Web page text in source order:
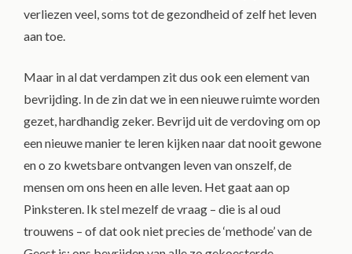
verliezen veel, soms tot de gezondheid of zelf het leven
aan toe.
Maar in al dat verdampen zit dus ook een element van
bevrijding. In de zin dat we in een nieuwe ruimte worden
gezet, hardhandig zeker. Bevrijd uit de verdoving om op
een nieuwe manier te leren kijken naar dat nooit gewone
en o zo kwetsbare ontvangen leven van onszelf, de
mensen om ons heen en alle leven. Het gaat aan op
Pinksteren. Ik stel mezelf de vraag – die is al oud
trouwens – of dat ook niet precies de ‘methode’ van de